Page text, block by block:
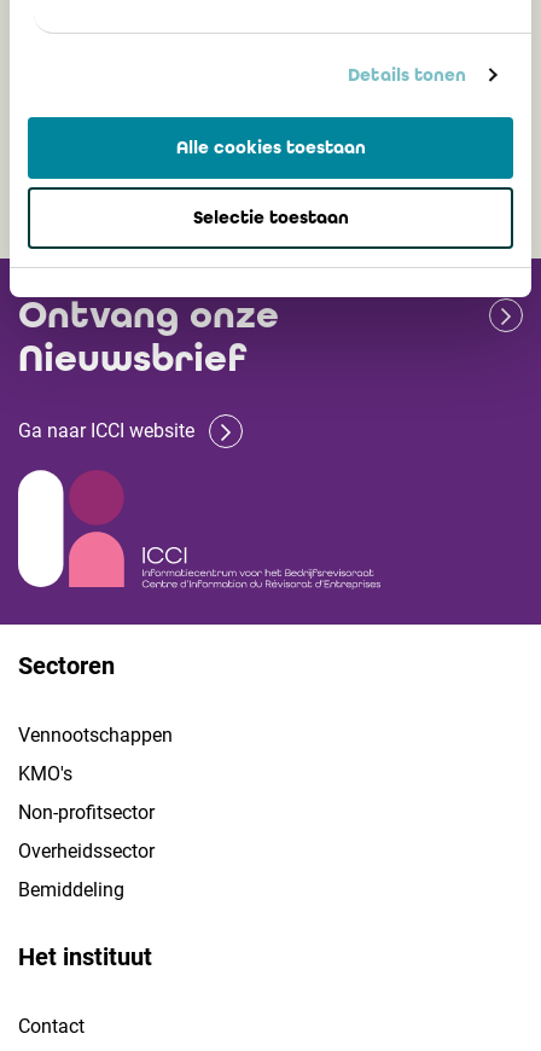
Details tonen
Alle cookies toestaan
Selectie toestaan
aanpassingen van de groottecriteria
Ontvang onze
Nieuwsbrief
Ga naar ICCI website
Sectoren
Vennootschappen
KMO's
Non-profitsector
Overheidssector
Bemiddeling
Het instituut
Contact